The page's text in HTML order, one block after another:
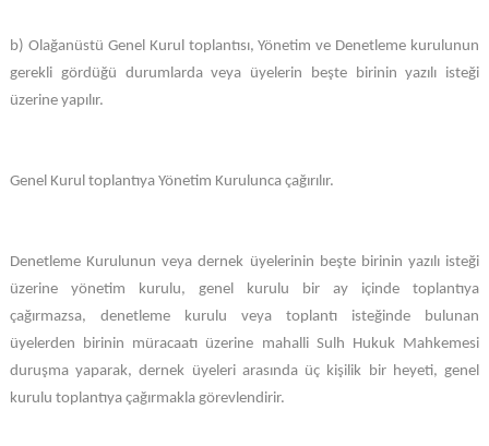
b) Olağanüstü Genel Kurul toplantısı, Yönetim ve Denetleme kurulunun
gerekli gördüğü durumlarda veya üyelerin beşte birinin yazılı isteği
üzerine yapılır.
Genel Kurul toplantıya Yönetim Kurulunca çağırılır.
Denetleme Kurulunun veya dernek üyelerinin beşte birinin yazılı isteği
üzerine yönetim kurulu, genel kurulu bir ay içinde toplantıya
çağırmazsa, denetleme kurulu veya toplantı isteğinde bulunan
üyelerden birinin müracaatı üzerine mahalli Sulh Hukuk Mahkemesi
duruşma yaparak, dernek üyeleri arasında üç kişilik bir heyeti, genel
kurulu toplantıya çağırmakla görevlendirir.